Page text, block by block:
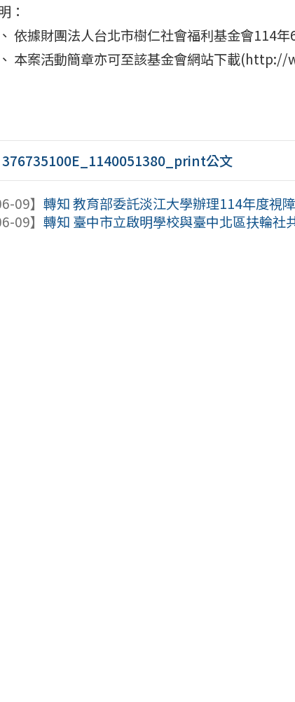
：
依據財團法人台北市樹仁社會福利基金會114
本案活動簡章亦可至該基金會網站下載
376735100E_1140051380_print公文
09】轉知 教育部委託淡江大學辦理114年度視
09】轉知 臺中市立啟明學校與臺中北區扶輪社